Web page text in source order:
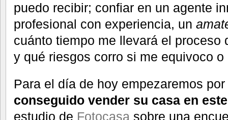
puedo recibir; confiar en un agente
profesional con experiencia, un
cuánto tiempo me llevará el proceso
y qué riesgos corro si me equivoco
Para el día de hoy empezaremos
conseguido vender su casa en
estudio de Fotocasa sobre una